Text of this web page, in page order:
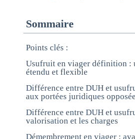
Sommaire
Points clés :
Usufruit en viager définition :
étendu et flexible
Différence entre DUH et
aux portées juridiques
Différence entre DUH et
valorisation et les charges
Démembrement en viager :